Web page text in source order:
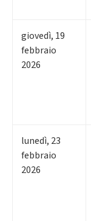
giovedì, 19
febbraio
2026
lunedì, 23
febbraio
2026